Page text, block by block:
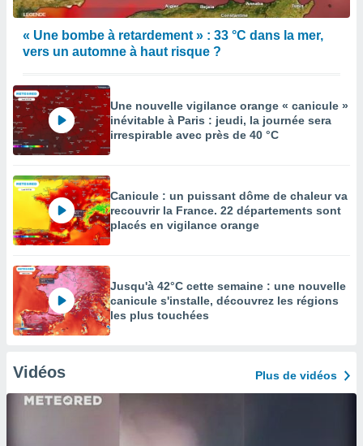
« Une bombe à retardement » : 33 °C dans la mer,
vers un automne à haut risque ?
Une nouvelle vigilance orange « canicule »
inévitable à Paris : jeudi, la journée sera
irrespirable avec près de 40 °C
Canicule : un puissant dôme de chaleur va
recouvrir la France. 22 départements sont
placés en vigilance orange
Jusqu'à 42°C cette semaine : une nouvelle
canicule s'installe, découvrez les régions
les plus touchées
Vidéos Plus de vidéos